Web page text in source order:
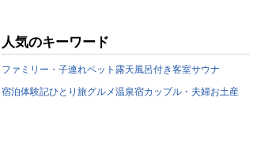
人気のキーワード
ファミリー・子連れペット 露天風呂付き客室サウナ
宿泊体験記ひとり旅グルメ温泉宿カップル・夫婦お土産